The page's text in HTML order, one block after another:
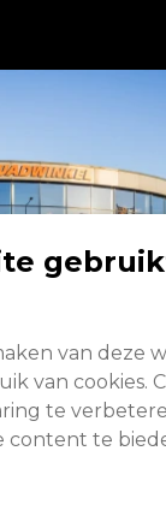
van deze
van cookies.
te
content te